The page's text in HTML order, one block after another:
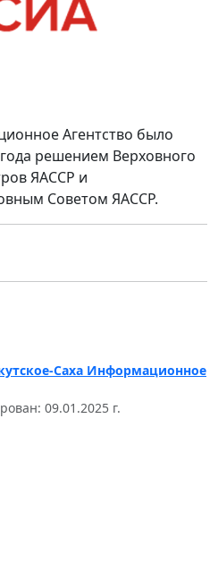
Агентство было
года решением Верховного
ЯАССР и
Советом ЯАССР.
Саха Информационное
09.01.2025 г.